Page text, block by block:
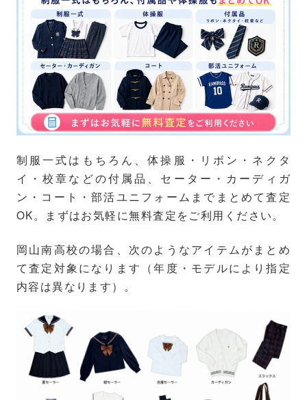
制服一式はもちろん、体操服・リボン・ネクタ
イ・校章などの付属品、セーター・カーディガ
ン・コート・部活ユニフォームまでまとめて査定
OK。まずはお気軽に無料査定をご利用ください。
岡山南高校の場合、次のようなアイテムがまとめ
て査定対象になります（年度・モデルにより指定
内容は異なります）。